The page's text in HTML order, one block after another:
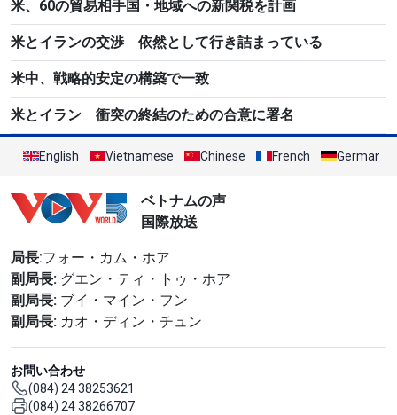
米、60の貿易相手国・地域への新関税を計画
米とイランの交渉 依然として行き詰まっている
米中、戦略的安定の構築で一致
米とイラン 衝突の終結のための合意に署名
English Vietnamese Chinese French German
ベトナムの声
国際放送
局長:フォー・カム・ホア
副局長: グエン・ティ・トゥ・ホア
副局長: ブイ・マイン・フン
副局長: カオ・ディン・チュン
お問い合わせ
(084) 24 38253621
(084) 24 38266707